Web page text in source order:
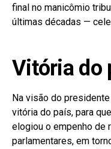
final no manicômio
últimas décadas —
Vitória do
Na visão do
vitória do país, para
elogiou o empenho de
parlamentares, em